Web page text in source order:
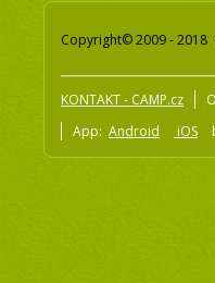
Copyright© 2009 - 2018
KONTAKT - CAMP.cz
App: Android iOS